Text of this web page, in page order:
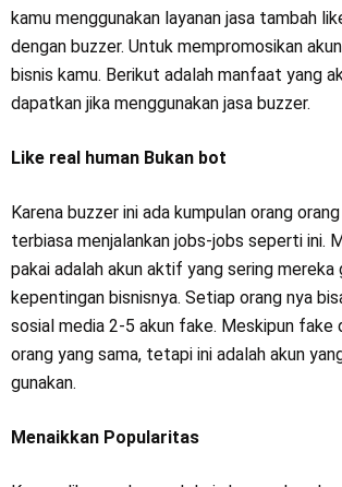
kamu menggunakan layanan jasa tambah
dengan buzzer. Untuk mempromosikan
bisnis kamu. Berikut adalah manfaat yang
dapatkan jika menggunakan jasa buzzer.
Like real human Bukan bot
Karena buzzer ini ada kumpulan orang
terbiasa menjalankan jobs-jobs seperti ini.
pakai adalah akun aktif yang sering mereka
kepentingan bisnisnya. Setiap orang nya
sosial media 2-5 akun fake. Meskipun fake
orang yang sama, tetapi ini adalah akun
gunakan.
Menaikkan Popularitas